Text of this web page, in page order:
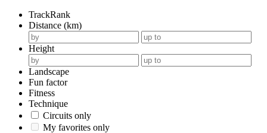
TrackRank
Distance (km)
Height
Landscape
Fun factor
Fitness
Technique
Circuits only
My favorites only